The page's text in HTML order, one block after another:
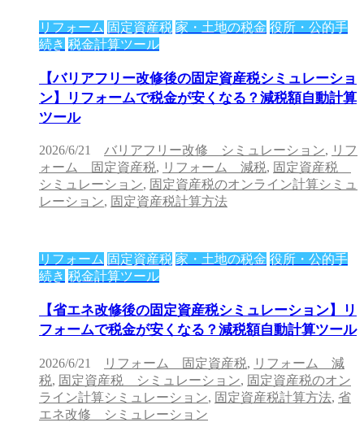
リフォーム 固定資産税 家・土地の税金 役所・公的手
続き 税金計算ツール
【バリアフリー改修後の固定資産税シミュレーショ
ン】リフォームで税金が安くなる？減税額自動計算
ツール
2026/6/21 バリアフリー改修 シミュレーション, リフ
ォーム 固定資産税, リフォーム 減税, 固定資産税
シミュレーション, 固定資産税のオンライン計算シミュ
レーション, 固定資産税計算方法
リフォーム 固定資産税 家・土地の税金 役所・公的手
続き 税金計算ツール
【省エネ改修後の固定資産税シミュレーション】リ
フォームで税金が安くなる？減税額自動計算ツール
2026/6/21 リフォーム 固定資産税, リフォーム 減
税, 固定資産税 シミュレーション, 固定資産税のオン
ライン計算シミュレーション, 固定資産税計算方法, 省
エネ改修 シミュレーション